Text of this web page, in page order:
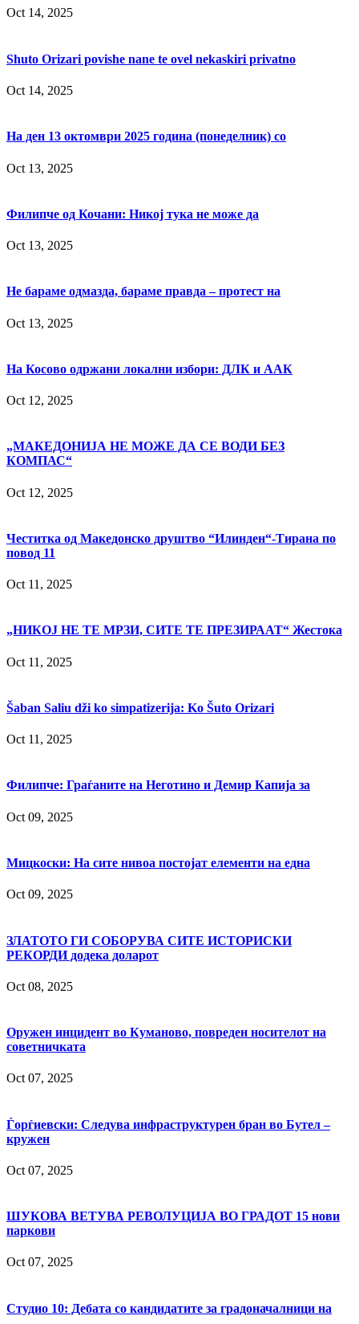
Oct 14, 2025
Shuto Orizari povishe nane te ovel nekaskiri privatno
Oct 14, 2025
На ден 13 октомври 2025 година (понеделник) со
Oct 13, 2025
Филипче од Кочани: Никој тука не може да
Oct 13, 2025
Не бараме одмазда, бараме правда – протест на
Oct 13, 2025
На Косово одржани локални избори: ДЛК и ААК
Oct 12, 2025
„МАКЕДОНИЈА НЕ МОЖЕ ДА СЕ ВОДИ БЕЗ
КОМПАС“
Oct 12, 2025
Честитка од Македонско друштво “Илинден“-Тирана по
повод 11
Oct 11, 2025
„НИКОЈ НЕ ТЕ МРЗИ, СИТЕ ТЕ ПРЕЗИРААТ“ Жестока
Oct 11, 2025
Šaban Saliu dži ko simpatizerija: Ko Šuto Orizari
Oct 11, 2025
Филипче: Граѓаните на Неготино и Демир Капија за
Oct 09, 2025
Мицкоски: На сите нивоа постојат елементи на една
Oct 09, 2025
ЗЛАТОТО ГИ СОБОРУВА СИТЕ ИСТОРИСКИ
РЕКОРДИ додека доларот
Oct 08, 2025
Оружен инцидент во Куманово, повреден носителот на
советничката
Oct 07, 2025
Ѓорѓиевски: Следува инфраструктурен бран во Бутел –
кружен
Oct 07, 2025
ШУКОВА ВЕТУВА РЕВОЛУЦИЈА ВО ГРАДОТ 15 нови
паркови
Oct 07, 2025
Студио 10: Дебата со кандидатите за градоначалници на